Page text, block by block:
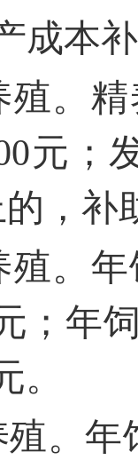
成本
。精
元；
，补
。年
；年
。
。年